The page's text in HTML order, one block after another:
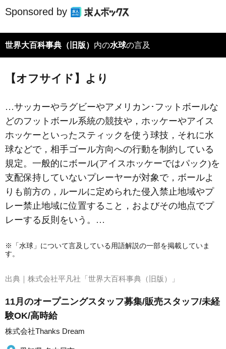
Sponsored by
世界大百科事典（旧版） 内の水球の言及
【オフサイド】より
…サッカーやラグビーやアメリカン･フットボールな
どのフットボール系統の競技や，ホッケーやアイス
ホッケーといったスティックを使う球技，それに水
球などで，相手ゴール方向への行動を制約している
規定。一般的にボール(アイスホッケーではパック)を
支配保持していないプレーヤーが対象で，ボールよ
りも前方の，ルールに定められた侵入禁止地域やプ
レー禁止地域に位置すること，およびその地点でプ
レーする反則をいう。…
※「水球」について言及している用語解説の一部を掲載していま
す。
出典｜ 株式会社平凡社「世界大百科事典（旧版）」
11月のオープニングスタッフ募集/販売スタッフ/未経
験OK/高時給
株式会社Thanks Dream